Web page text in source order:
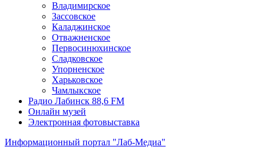
Владимирское
Зассовское
Каладжинское
Отважненское
Первосинюхинское
Сладковское
Упорненское
Харьковское
Чамлыкское
Радио Лабинск 88,6 FM
Онлайн музей
Электронная фотовыставка
Информационный портал "Лаб-Медиа"